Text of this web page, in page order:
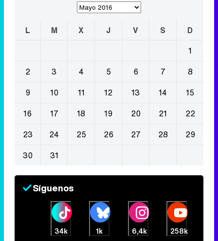
L M X J V S
D
1
2
3 4 5 6 7
8
9
10 11 12 13 14
15
16
17 18 19 20 21
22
23
24 25 26 27 28
29
30
31
Síguenos
34k 1k 6,4k 258k